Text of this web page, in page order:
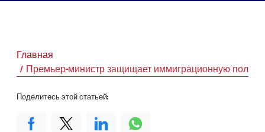
Главная
Премьер-министр защищает иммиграционную
Поделитесь этой статьей: